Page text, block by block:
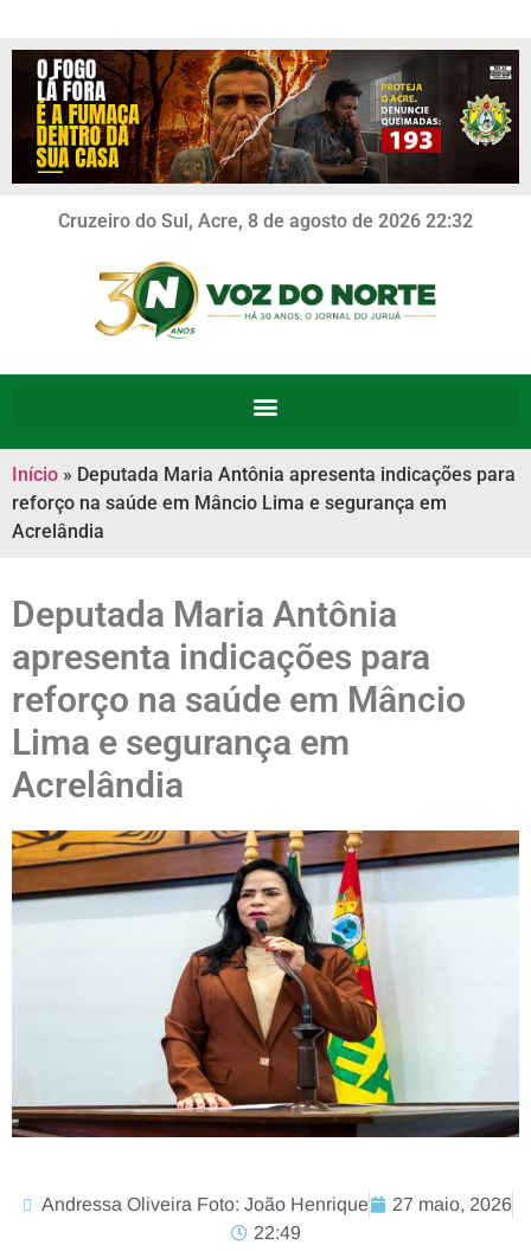
Cruzeiro do Sul, Acre, 8 de agosto de 2026 22:32
Início » Deputada Maria Antônia apresenta indicações para
reforço na saúde em Mâncio Lima e segurança em
Acrelândia
Deputada Maria Antônia
apresenta indicações para
reforço na saúde em Mâncio
Lima e segurança em
Acrelândia
Andressa Oliveira Foto: João Henrique
27 maio, 2026
22:49